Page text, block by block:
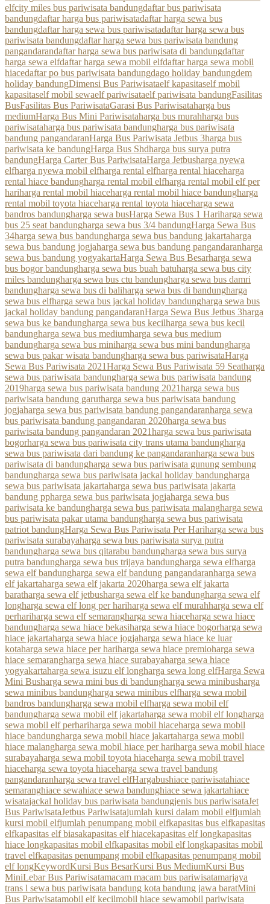
elfcity miles bus pariwisata bandungdaftar bus pariwisata
bandungdaftar harga bus pariwisatadaftar harga sewa bus
bandungdaftar harga sewa bus pariwisatadaftar harga sewa bus
pariwisata bandungdaftar harga sewa bus pariwisata bandung
pangandarandaftar harga sewa bus pariwisata di bandungdaftar
harga sewa elfdaftar harga sewa mobil elfdaftar harga sewa mobil
hiacedaftar po bus pariwisata bandungdago holiday bandungdem
holiday bandungDimensi Bus Pariwisataelf kapasitaself mobil
kapasitaself mobil sewaelf pariwisataelf pariwisata bandungFasilitas
BusFasilitas Bus PariwisataGarasi Bus Pariwisataharga bus
mediumHarga Bus Mini Pariwisataharga bus murahharga bus
pariwisataharga bus pariwisata bandungharga bus pariwisata
bandung pangandaranHarga Bus Pariwisata Jetbus 3harga bus
pariwisata ke bandungHarga Bus Shdharga bus surya putra
bandungHarga Carter Bus PariwisataHarga Jetbusharga nyewa
elfharga nyewa mobil elfharga rental elfharga rental hiaceharga
rental hiace bandungharga rental mobil elfharga rental mobil elf per
hariharga rental mobil hiaceharga rental mobil hiace bandungharga
rental mobil toyota hiaceharga rental toyota hiaceharga sewa
bandros bandungharga sewa busHarga Sewa Bus 1 Hariharga sewa
bus 25 seat bandungharga sewa bus 3/4 bandungHarga Sewa Bus
34harga sewa bus bandungharga sewa bus bandung jakartaharga
sewa bus bandung jogjaharga sewa bus bandung pangandaranharga
sewa bus bandung yogyakartaHarga Sewa Bus Besarharga sewa
bus bogor bandungharga sewa bus buah batuharga sewa bus city
miles bandungharga sewa bus ctu bandungharga sewa bus damri
bandungharga sewa bus di baliharga sewa bus di bandungharga
sewa bus elfharga sewa bus jackal holiday bandungharga sewa bus
jackal holiday bandung pangandaranHarga Sewa Bus Jetbus 3harga
sewa bus ke bandungharga sewa bus kecilharga sewa bus kecil
bandungharga sewa bus mediumharga sewa bus medium
bandungharga sewa bus miniharga sewa bus mini bandungharga
sewa bus pakar wisata bandungharga sewa bus pariwisataHarga
Sewa Bus Pariwisata 2021Harga Sewa Bus Pariwisata 59 Seatharga
sewa bus pariwisata bandungharga sewa bus pariwisata bandung
2019harga sewa bus pariwisata bandung 2021harga sewa bus
pariwisata bandung garutharga sewa bus pariwisata bandung
jogjaharga sewa bus pariwisata bandung pangandaranharga sewa
bus pariwisata bandung pangandaran 2020harga sewa bus
pariwisata bandung pangandaran 2021harga sewa bus pariwisata
bogorharga sewa bus pariwisata city trans utama bandungharga
sewa bus pariwisata dari bandung ke pangandaranharga sewa bus
pariwisata di bandungharga sewa bus pariwisata gunung sembung
bandungharga sewa bus pariwisata jackal holiday bandungharga
sewa bus pariwisata jakartaharga sewa bus pariwisata jakarta
bandung ppharga sewa bus pariwisata jogjaharga sewa bus
pariwisata ke bandungharga sewa bus pariwisata malangharga sewa
bus pariwisata pakar utama bandungharga sewa bus pariwisata
patriot bandungHarga Sewa Bus Pariwisata Per Hariharga sewa bus
pariwisata surabayaharga sewa bus pariwisata surya putra
bandungharga sewa bus qitarabu bandungharga sewa bus surya
putra bandungharga sewa bus trijaya bandungharga sewa elfharga
sewa elf bandungharga sewa elf bandung pangandaranharga sewa
elf jakartaharga sewa elf jakarta 2020harga sewa elf jakarta
baratharga sewa elf jetbusharga sewa elf ke bandungharga sewa elf
longharga sewa elf long per hariharga sewa elf murahharga sewa elf
perhariharga sewa elf semarangharga sewa hiaceharga sewa hiace
bandungharga sewa hiace bekasiharga sewa hiace bogorharga sewa
hiace jakartaharga sewa hiace jogjaharga sewa hiace ke luar
kotaharga sewa hiace per hariharga sewa hiace premioharga sewa
hiace semarangharga sewa hiace surabayaharga sewa hiace
yogyakartaharga sewa isuzu elf longharga sewa long elfHarga Sewa
Mini Busharga sewa mini bus di bandungharga sewa minibusharga
sewa minibus bandungharga sewa minibus elfharga sewa mobil
bandros bandungharga sewa mobil elfharga sewa mobil elf
bandungharga sewa mobil elf jakartaharga sewa mobil elf longharga
sewa mobil elf perhariharga sewa mobil hiaceharga sewa mobil
hiace bandungharga sewa mobil hiace jakartaharga sewa mobil
hiace malangharga sewa mobil hiace per hariharga sewa mobil hiace
surabayaharga sewa mobil toyota hiaceharga sewa mobil travel
hiaceharga sewa toyota hiaceharga sewa travel bandung
pangandaranharga sewa travel elfHargabushiace pariwisatahiace
semaranghiace sewahiace sewa bandunghiace sewa jakartahiace
wisatajackal holiday bus pariwisata bandungjenis bus pariwisataJet
Bus PariwisataJetbus Pariwisatajumlah kursi dalam mobil elfjumlah
kursi mobil elfjumlah penumpang mobil elfkapasitas bus elfkapasitas
elfkapasitas elf biasakapasitas elf hiacekapasitas elf longkapasitas
hiace longkapasitas mobil elfkapasitas mobil elf longkapasitas mobil
travel elfkapasitas penumpang mobil elfkapasitas penumpang mobil
elf longKeywordKursi Bus BesarKursi Bus MediumKursi Bus
MiniLebar Bus Pariwisatamacam macam bus pariwisatamarjaya
trans l sewa bus pariwisata bandung kota bandung jawa baratMini
Bus Pariwisatamobil elf kecilmobil hiace sewamobil pariwisata